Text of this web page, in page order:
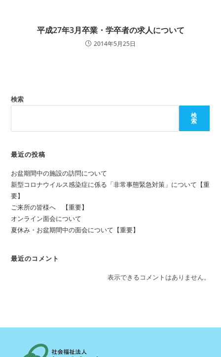
平成27年3月卒業・学卒者の求人について
2014年5月25日
検索
検
索
最近の投稿
お盆期間中の施設の訪問について
新型コロナウイルス感染症に係る「非常事態緊急対策」について【重
要】
ご来所の皆様へ 【重要】
オンライン面会について
夏休み・お盆期間中の面会について【重要】
最近のコメント
表示できるコメントはありません。